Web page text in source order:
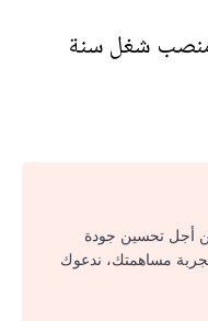
أزيد من 430 ألف منصب شغل سنة
من أجل تحسين جودة
تجربة مساهمتك، ندعوك